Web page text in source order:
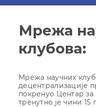
Мрежа
клубова:
Мрежа научних
децентрализације
покренуо Центар за
тренутно је чини 15